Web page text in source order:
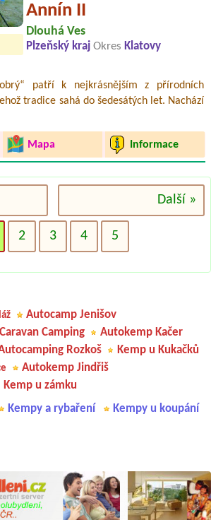
Annín II
Dlouhá Ves
Plzeňský kraj Okres Klatovy
patří k nejkrásnějším z přírodních
tradice sahá do šedesátých let. Nachází
Mapa Informace
Další »
2 3 4 5
Autocamp Jenišov
Caravan Camping
Autokemp Kačer
Rozkoš Kemp u Kukačků
Autokemp Jindřiš
Kemp u zámku
Kempy a rybaření
Kempy u koupání